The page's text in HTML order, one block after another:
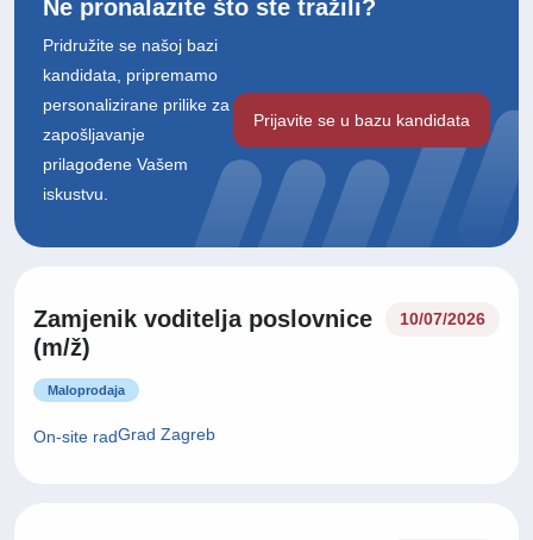
Ne pronalazite što ste tražili?
Pridružite se našoj bazi
kandidata, pripremamo
personalizirane prilike za
zapošljavanje
prilagođene Vašem
iskustvu.
Prijavite se u bazu kandidata
Zamjenik voditelja poslovnice
(m/ž)
10/07/2026
Maloprodaja
On-site radGrad Zagreb